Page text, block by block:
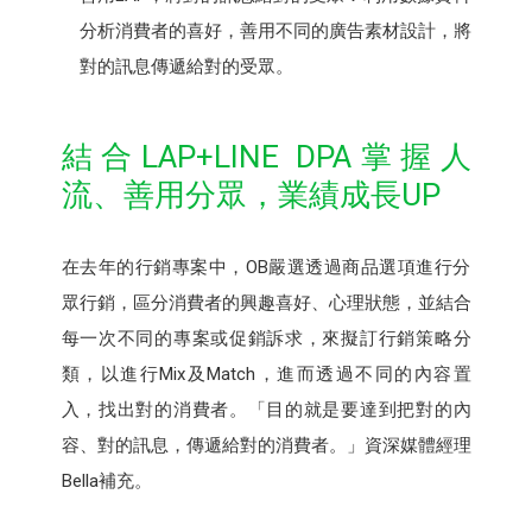
分析消費者的喜好，善用不同的廣告素材設計，將
對的訊息傳遞給對的受眾。
結合LAP+LINE DPA掌握人
流、善用分眾，業績成長UP
在去年的行銷專案中，OB嚴選透過商品選項進行分
眾行銷，區分消費者的興趣喜好、心理狀態，並結合
每一次不同的專案或促銷訴求，來擬訂行銷策略分
類，以進行Mix及Match，進而透過不同的內容置
入，找出對的消費者。「目的就是要達到把對的內
容、對的訊息，傳遞給對的消費者。」資深媒體經理
Bella補充。